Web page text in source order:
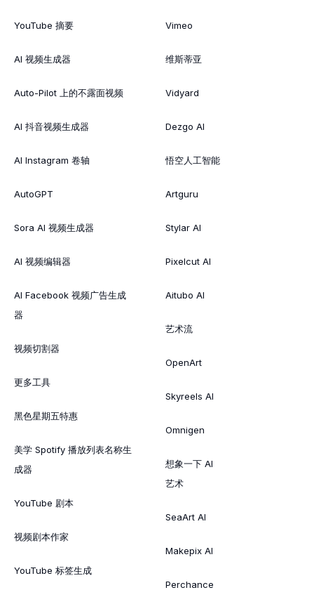
YouTube 摘要
AI 视频生成器
Auto-Pilot 上的不露面视频
AI 抖音视频生成器
AI Instagram 卷轴
AutoGPT
Sora AI 视频生成器
AI 视频编辑器
AI Facebook 视频广告生成
器
视频切割器
更多工具
黑色星期五特惠
美学 Spotify 播放列表名称生
成器
YouTube 剧本
视频剧本作家
YouTube 标签生成
Vimeo
维斯蒂亚
Vidyard
Dezgo AI
悟空人工智能
Artguru
Stylar AI
Pixelcut AI
Aitubo AI
艺术流
OpenArt
Skyreels AI
Omnigen
想象一下 AI
艺术
SeaArt AI
Makepix AI
Perchance